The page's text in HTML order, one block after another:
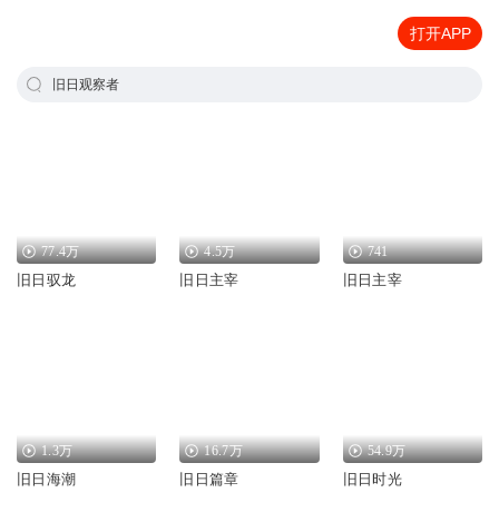
打开APP
旧日观察者
77.4万
旧日驭龙
4.5万
旧日主宰
741
旧日主宰
1.3万
旧日海潮
16.7万
旧日篇章
54.9万
旧日时光